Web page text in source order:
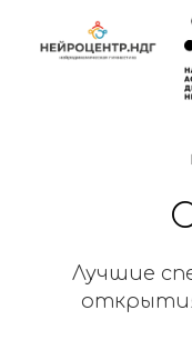
Лучшие